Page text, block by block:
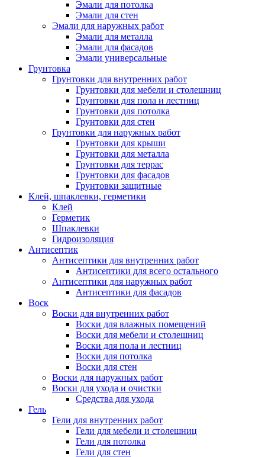
Эмали для потолка
Эмали для стен
Эмали для наружных работ
Эмали для металла
Эмали для фасадов
Эмали универсальные
Грунтовка
Грунтовки для внутренних работ
Грунтовки для мебели и столешниц
Грунтовки для пола и лестниц
Грунтовки для потолка
Грунтовки для стен
Грунтовки для наружных работ
Грунтовки для крыши
Грунтовки для металла
Грунтовки для террас
Грунтовки для фасадов
Грунтовки защитные
Клей, шпаклевки, герметики
Клей
Герметик
Шпаклевки
Гидроизоляция
Антисептик
Антисептики для внутренних работ
Антисептики для всего остального
Антисептики для наружных работ
Антисептики для фасадов
Воск
Воски для внутренних работ
Воски для влажных помещений
Воски для мебели и столешниц
Воски для пола и лестниц
Воски для потолка
Воски для стен
Воски для наружных работ
Воски для ухода и очистки
Средства для ухода
Гель
Гели для внутренних работ
Гели для мебели и столешниц
Гели для потолка
Гели для стен